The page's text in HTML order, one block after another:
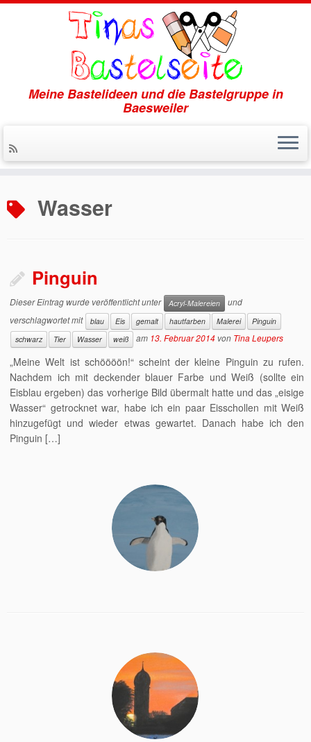
Inhalt
springen
Meine Bastelideen und die Bastelgruppe in
Baesweiler
Wasser
Pinguin
Dieser Eintrag wurde veröffentlicht unter Acryl-Malereien
und
verschlagwortet mit
blau Eis gemalt hautfarben Malerei
Pinguin
schwarz
Tier Wasser weiß am 13. Februar 2014 von Tina Leupers
„Meine Welt ist schöööön!“ scheint der kleine Pinguin zu rufen.
Nachdem ich mit deckender blauer Farbe und Weiß (sollte ein
Eisblau ergeben) das vorherige Bild übermalt hatte und das „eisige
Wasser“ getrocknet war, habe ich ein paar Eisschollen mit Weiß
hinzugefügt und wieder etwas gewartet. Danach habe ich den
Pinguin […]